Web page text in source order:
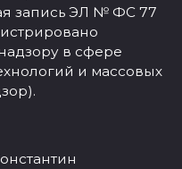
запись ЭЛ № ФС 77
в сфере
и массовых